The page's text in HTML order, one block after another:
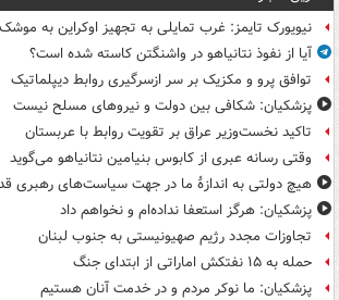
نیویورک تایمز: غرب تمایلی به تجهیز اوکراین به
آیا از نفوذ نتانیاهو در واشنگتن کاسته شده است؟
توافق پرو و مکزیک بر سر ازسرگیری روابط دیپلماتیک
پزشکیان: شکافی بین دولت و نیروهای مسلح نیست
تاکید نخست‌وزیر عراق بر تقویت روابط با عربستان
وقتی رسانه عبری از کابوس بنیامین نتانیاهو می‌گوید
هیچ دولتی به اندازۀ ما در جهت سیاست‌های رهبری
پزشکیان: هرگز استعفا نداده‌ام و نخواهم داد
تجاوزات مجدد رژیم صهیونیستی به جنوب لبنان
حمله به ۱۵ نفتکش‌ اماراتی از ابتدای جنگ
پزشکیان: ما نوکر مردم و در خدمت آنان هستیم